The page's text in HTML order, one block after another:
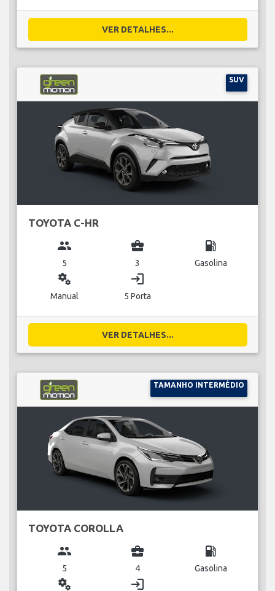
VER DETALHES...
SUV
TOYOTA C-HR
group
5
business_center
3
local_gas_station
Gasolina
miscellaneous_services
Manual
login
5 Porta
VER DETALHES...
TAMANHO INTERMÉDIO
TOYOTA COROLLA
group
5
business_center
4
local_gas_station
Gasolina
miscellaneous_services login